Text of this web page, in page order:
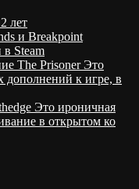
лет
и Breakpoint
Steam
The Prisoner Это
дополнений к игре, в
Это ироничная
в открытом ко